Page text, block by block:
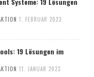
1. FEBRUAR 2023
19 Lösungen im
11. JANUAR 2023